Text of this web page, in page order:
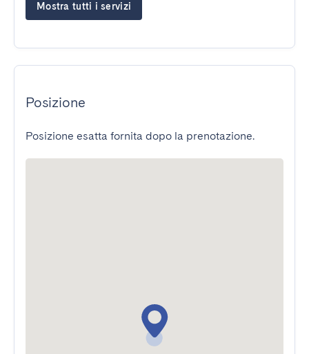
Mostra tutti i servizi
Posizione
Posizione esatta fornita dopo la prenotazione.